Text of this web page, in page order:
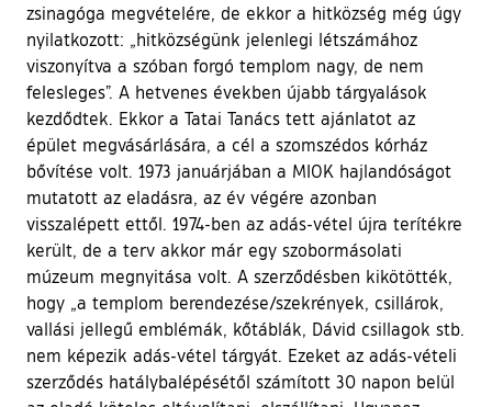
zsinagóga megvételére, de ekkor a hitközség még úgy
nyilatkozott: „hitközségünk jelenlegi létszámához
viszonyítva a szóban forgó templom nagy, de nem
felesleges”. A hetvenes években újabb tárgyalások
kezdődtek. Ekkor a Tatai Tanács tett ajánlatot az
épület megvásárlására, a cél a szomszédos kórház
bővítése volt. 1973 januárjában a MIOK hajlandóságot
mutatott az eladásra, az év végére azonban
visszalépett ettől. 1974-ben az adás-vétel újra terítékre
került, de a terv akkor már egy szobormásolati
múzeum megnyitása volt. A szerződésben kikötötték,
hogy „a templom berendezése/szekrények, csillárok,
vallási jellegű emblémák, kőtáblák, Dávid csillagok stb.
nem képezik adás-vétel tárgyát. Ezeket az adás-vételi
szerződés hatálybalépésétől számított 30 napon belül